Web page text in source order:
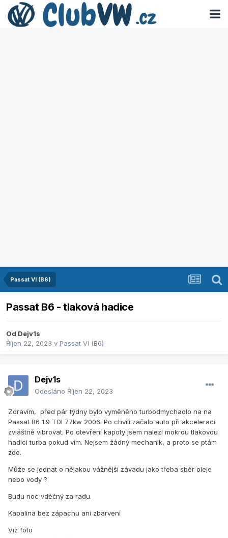
Passat VI (B6)
Passat B6 - tlaková hadice
Od Dejv1s
Říjen 22, 2023 v Passat VI (B6)
Dejv1s
Odesláno Říjen 22, 2023
Zdravím, před pár týdny bylo vyměněno turbodmychadlo na na
Passat B6 1.9 TDI 77kw 2006. Po chvíli začalo auto při akceleraci
zvláštně vibrovat. Po otevření kapoty jsem nalezl mokrou tlakovou
hadici turba pokud vím. Nejsem žádný mechanik, a proto se ptám
zde.
Může se jednat o nějakou vážnější závadu jako třeba sběr oleje
nebo vody ?
Budu noc vděčný za radu.
Kapalina bez zápachu ani zbarvení
Viz foto